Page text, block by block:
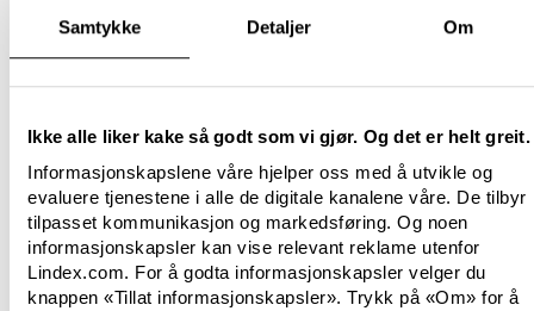
Samtykke Detaljer Om
Ikke alle liker kake så godt som vi gjør. Og det er helt greit.
Informasjonskapslene våre hjelper oss med å utvikle og
evaluere tjenestene i alle de digitale kanalene våre. De tilbyr
tilpasset kommunikasjon og markedsføring. Og noen
informasjonskapsler kan vise relevant reklame utenfor
Lindex.com. For å godta informasjonskapsler velger du
knappen «Tillat informasjonskapsler». Trykk på «Om» for å